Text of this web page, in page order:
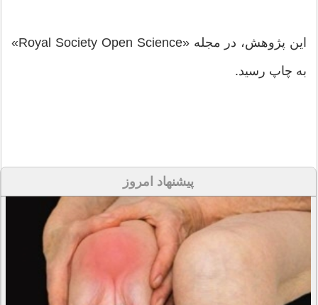
این پژوهش، در مجله «Royal Society Open Science»
به چاپ رسید.
پیشنهاد امروز